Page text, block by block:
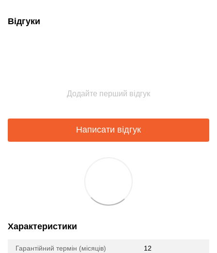
Відгуки
Додайте перший відгук
Написати відгук
Характеристики
Гарантійний термін (місяців) 12